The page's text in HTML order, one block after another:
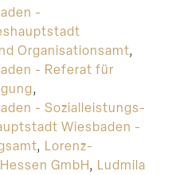
-
Organisationsamt,
- Referat für
,
- Sozialleistungs-
Wiesbaden -
, Lorenz-
GmbH, Ludmila